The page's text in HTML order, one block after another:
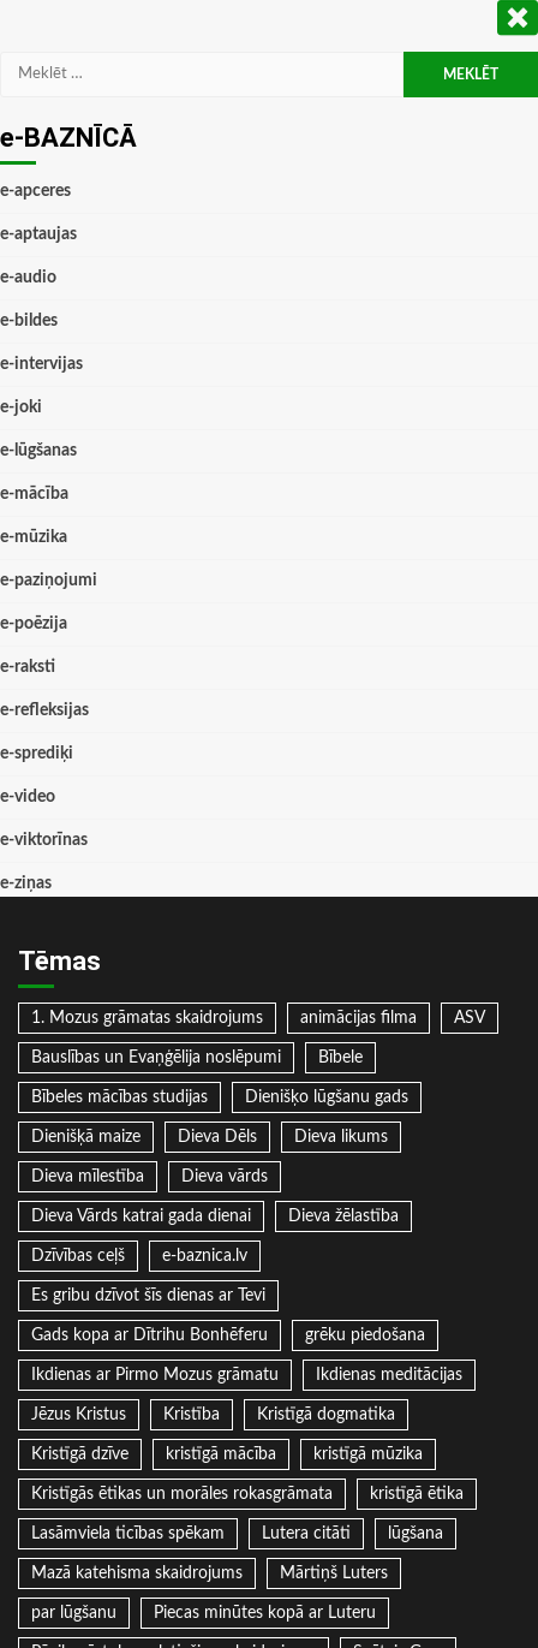
Meklēt:
e-BAZNĪCĀ
e-apceres
e-aptaujas
e-audio
e-bildes
e-intervijas
e-joki
e-lūgšanas
e-mācība
e-mūzika
e-paziņojumi
e-poēzija
e-raksti
e-refleksijas
e-sprediķi
e-video
e-viktorīnas
e-ziņas
Tēmas
1. Mozus grāmatas skaidrojums animācijas filma ASV
Bauslības un Evaņģēlija noslēpumi Bībele
Bībeles mācības studijas Dienišķo lūgšanu gads
Dienišķā maize Dieva Dēls Dieva likums
Dieva mīlestība Dieva vārds
Dieva Vārds katrai gada dienai Dieva žēlastība
Dzīvības ceļš e-baznica.lv
Es gribu dzīvot šīs dienas ar Tevi
Gads kopa ar Dītrihu Bonhēferu grēku piedošana
Ikdienas ar Pirmo Mozus grāmatu Ikdienas meditācijas
Jēzus Kristus Kristība Kristīgā dogmatika
Kristīgā dzīve kristīgā mācība kristīgā mūzika
Kristīgās ētikas un morāles rokasgrāmata kristīgā ētika
Lasāmviela ticības spēkam Lutera citāti lūgšana
Mazā katehisma skaidrojums Mārtiņš Luters
par lūgšanu Piecas minūtes kopā ar Luteru